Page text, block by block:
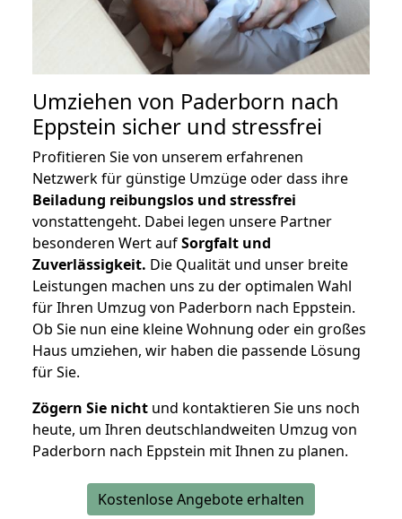
Umziehen von Paderborn nach
Eppstein sicher und stressfrei
Profitieren Sie von unserem erfahrenen
Netzwerk für günstige Umzüge oder dass ihre
Beiladung reibungslos und stressfrei
vonstattengeht. Dabei legen unsere Partner
besonderen Wert aufSorgfalt und
Zuverlässigkeit. Die Qualität und unser breite
Leistungen machen uns zu der optimalen Wahl
für Ihren Umzug von Paderborn nach Eppstein.
Ob Sie nun eine kleine Wohnung oder ein großes
Haus umziehen, wir haben die passende Lösung
für Sie.
Zögern Sie nicht und kontaktieren Sie uns noch
heute, um Ihren deutschlandweiten Umzug von
Paderborn nach Eppstein mit Ihnen zu planen.
Kostenlose Angebote erhalten